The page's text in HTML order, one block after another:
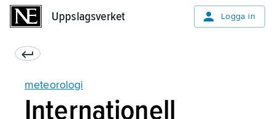
Uppslagsverket Logga in
meteorologi
Internationell